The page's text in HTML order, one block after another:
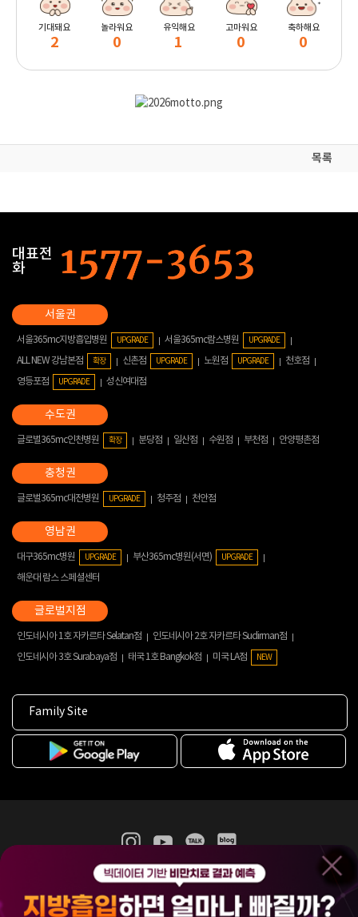
기대돼요
2
놀라워요
0
유익해요
1
고마워요
0
축하해요
0
목록
대표전
화
서울365mc지방흡입병원 UPGRADE 서울365mc람스병원 UPGRADE
ALL NEW 강남본점 확장 신촌점 UPGRADE 노원점 UPGRADE
천호점
영등포점
UPGRADE 성신여대점
글로벌365mc인천병원 확장 분당점 일산점 수원점 부천점 안양평촌점
글로벌365mc대전병원 UPGRADE 청주점 천안점
대구365mc병원 UPGRADE 부산365mc병원(서면) UPGRADE
해운대 람스 스페셜센터
인도네시아 1호 자카르타 Selatan점
인도네시아 2호 자카르타 Sudirman점
인도네시아 3호 Surabaya점
태국 1호 Bangkok점 미국 LA점 NEW
Family Site
365mc 병·의원 이용약관
홈페이지 이용약관
비급여진료수가